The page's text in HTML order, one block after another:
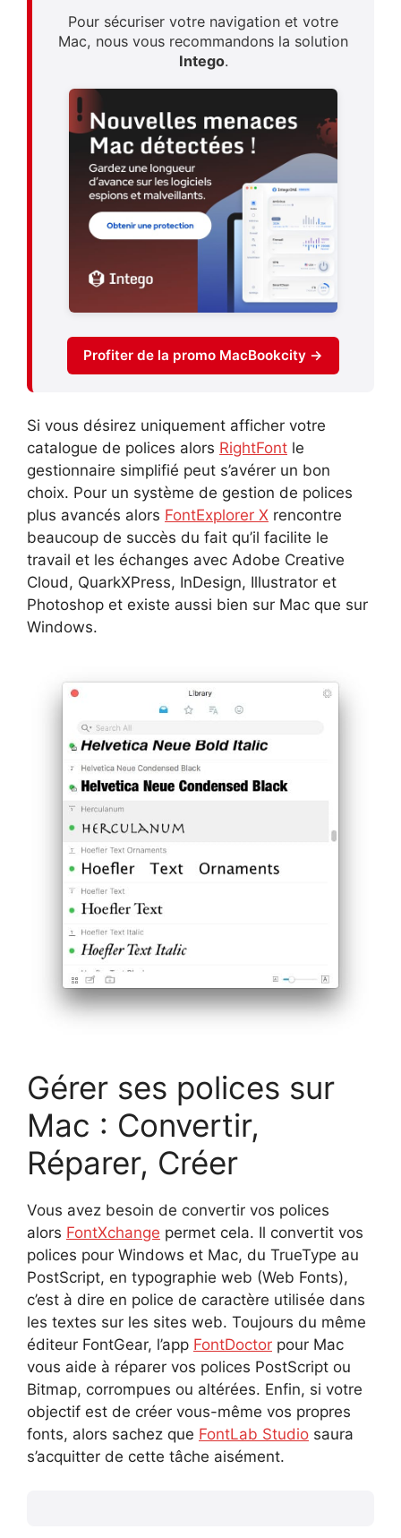
Pour sécuriser votre navigation et votre
Mac, nous vous recommandons la solution
Intego.
Profiter de la promo MacBookcity →
Si vous désirez uniquement afficher votre
catalogue de polices alors RightFont le
gestionnaire simplifié peut s’avérer un bon
choix. Pour un système de gestion de polices
plus avancés alors FontExplorer X rencontre
beaucoup de succès du fait qu’il facilite le
travail et les échanges avec Adobe Creative
Cloud, QuarkXPress, InDesign, Illustrator et
Photoshop et existe aussi bien sur Mac que sur
Windows.
Gérer ses polices sur
Mac : Convertir,
Réparer, Créer
Vous avez besoin de convertir vos polices
alors FontXchange permet cela. Il convertit vos
polices pour Windows et Mac, du TrueType au
PostScript, en typographie web (Web Fonts),
c’est à dire en police de caractère utilisée dans
les textes sur les sites web. Toujours du même
éditeur FontGear, l’app FontDoctor pour Mac
vous aide à réparer vos polices PostScript ou
Bitmap, corrompues ou altérées. Enfin, si votre
objectif est de créer vous-même vos propres
fonts, alors sachez que FontLab Studio saura
s’acquitter de cette tâche aisément.